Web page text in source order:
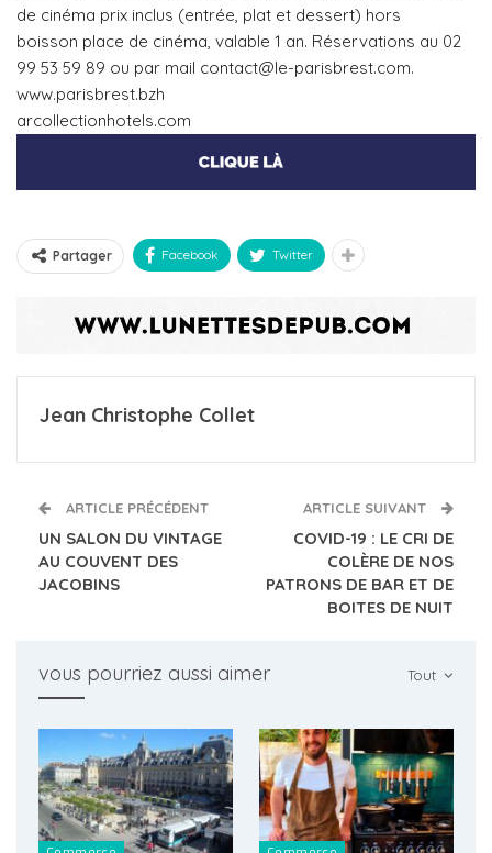
de cinéma prix inclus (entrée, plat et dessert) hors
boisson place de cinéma, valable 1 an. Réservations au 02
99 53 59 89 ou par mail contact@le-parisbrest.com.
www.parisbrest.bzh
arcollectionhotels.com
Partager Facebook Twitter
Jean Christophe Collet
ARTICLE PRÉCÉDENT
UN SALON DU VINTAGE
AU COUVENT DES
JACOBINS
ARTICLE SUIVANT
COVID-19 : LE CRI DE
COLÈRE DE NOS
PATRONS DE BAR ET DE
BOITES DE NUIT
Tout
vous pourriez aussi aimer